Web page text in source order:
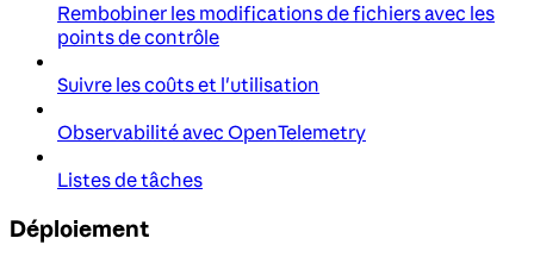
Rembobiner les modifications de fichiers avec les
points de contrôle
Suivre les coûts et l'utilisation
Observabilité avec OpenTelemetry
Listes de tâches
Déploiement